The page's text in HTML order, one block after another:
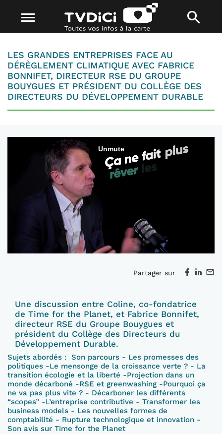
LES GRANDES ENTREPRISES FACE AU
DÉRÈGLEMENT CLIMATIQUE AVEC FABRICE
BONNIFET, DIRECTEUR RSE DU GROUPE
BOUYGUES ET PRÉSIDENT DU COLLÈGE DES
DIRECTEURS DU DÉVELOPPEMENT DURABLE
Partager sur
Une discussion entre Coline, co-fondatrice
de Time for the Planet, et Fabrice Bonnifet,
directeur RSE du Groupe Bouygues et
président du Collège des Directeurs du
Développement Durable.
Sujets abordés : Son parcours - Les promesses des
politiques -Le mensonge de la croissance verte ? - La
transition écologie et la liberté -Projection dans un
monde décarboné -RSE et greenwashing -Pourquoi ça
ne va pas plus vite ? - Décarboner les différents
“scopes” -L’entreprise contributive - Transformer les
business models - Les nouvelles formes de
comptabilité - Rupture technologique et innovation -
Son avis sur Time for the Planet